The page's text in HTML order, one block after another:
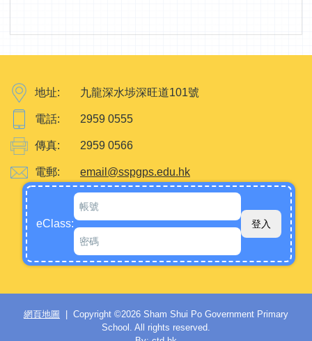
地址: 九龍深水埗深旺道101號
電話: 2959 0555
傳真: 2959 0566
電郵: email@sspgps.edu.hk
eClass:
網頁地圖 | Copyright ©2026 Sham Shui Po Government Primary
School. All rights reserved.